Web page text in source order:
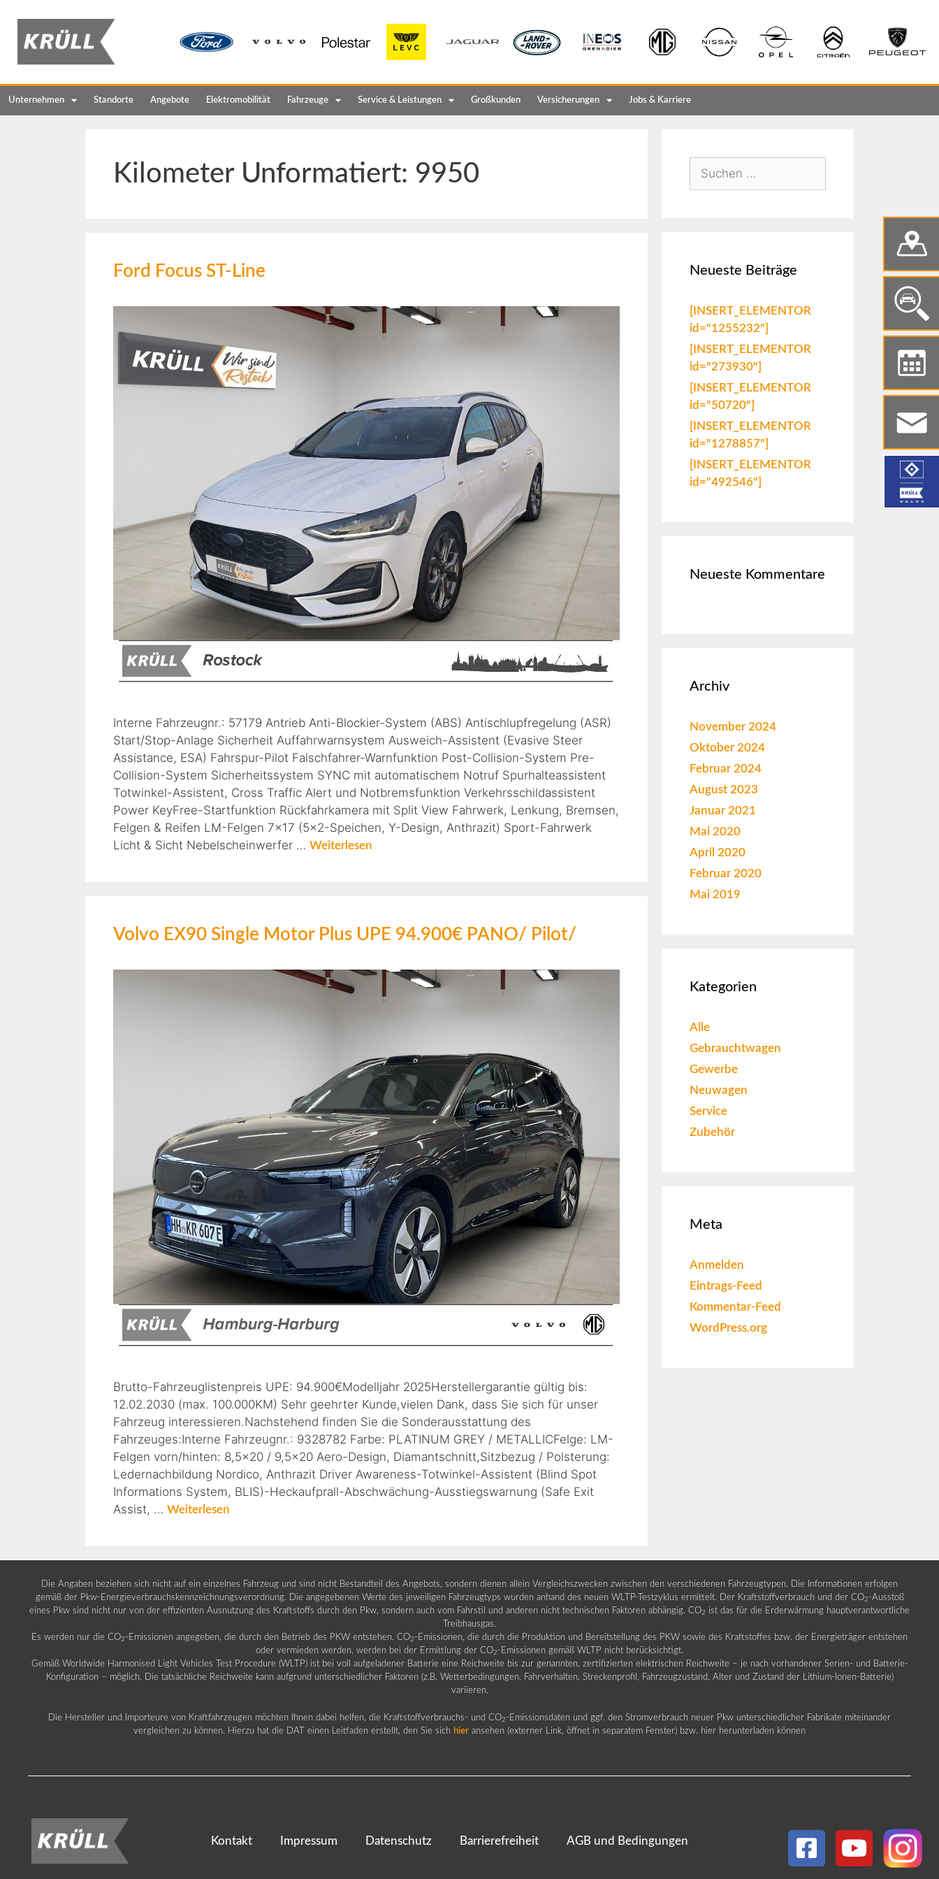
Unternehmen Standorte Angebote Elektromobilität Fahrzeuge Service & Leistungen Großkunden Versicherungen Jobs & Karriere
Kilometer Unformatiert: 9950
Ford Focus ST-Line
Interne Fahrzeugnr.: 57179 Antrieb Anti-Blockier-System (ABS) Antischlupfregelung (ASR)
Start/Stop-Anlage Sicherheit Auffahrwarnsystem Ausweich-Assistent (Evasive Steer
Assistance, ESA) Fahrspur-Pilot Falschfahrer-Warnfunktion Post-Collision-System Pre-
Collision-System Sicherheitssystem SYNC mit automatischem Notruf Spurhalteassistent
Totwinkel-Assistent, Cross Traffic Alert und Notbremsfunktion Verkehrsschildassistent
Power KeyFree-Startfunktion Rückfahrkamera mit Split View Fahrwerk, Lenkung, Bremsen,
Felgen & Reifen LM-Felgen 7×17 (5×2-Speichen, Y-Design, Anthrazit) Sport-Fahrwerk
Licht & Sicht Nebelscheinwerfer … Weiterlesen
Volvo EX90 Single Motor Plus UPE 94.900€ PANO/ Pilot/
Brutto-Fahrzeuglistenpreis UPE: 94.900€Modelljahr 2025Herstellergarantie gültig bis:
12.02.2030 (max. 100.000KM) Sehr geehrter Kunde,vielen Dank, dass Sie sich für unser
Fahrzeug interessieren.Nachstehend finden Sie die Sonderausstattung des
Fahrzeuges:Interne Fahrzeugnr.: 9328782 Farbe: PLATINUM GREY / METALLICFelge: LM-
Felgen vorn/hinten: 8,5×20 / 9,5×20 Aero-Design, Diamantschnitt,Sitzbezug / Polsterung:
Ledernachbildung Nordico, Anthrazit Driver Awareness-Totwinkel-Assistent (Blind Spot
Informations System, BLIS)-Heckaufprall-Abschwächung-Ausstiegswarnung (Safe Exit
Assist, … Weiterlesen
Neueste Beiträge
[INSERT_ELEMENTOR
id="1255232"]
[INSERT_ELEMENTOR
id="273930"]
[INSERT_ELEMENTOR
id="50720"]
[INSERT_ELEMENTOR
id="1278857"]
[INSERT_ELEMENTOR
id="492546"]
Neueste Kommentare
Archiv
November 2024
Oktober 2024
Februar 2024
August 2023
Januar 2021
Mai 2020
April 2020
Februar 2020
Mai 2019
Kategorien
Alle
Gebrauchtwagen
Gewerbe
Neuwagen
Service
Zubehör
Meta
Anmelden
Eintrags-Feed
Kommentar-Feed
WordPress.org
Die Angaben beziehen sich nicht auf ein einzelnes Fahrzeug und sind nicht Bestandteil des Angebots, sondern dienen allein Vergleichszwecken zwischen den verschiedenen Fahrzeugtypen. Die Informationen erfolgen
gemäß der Pkw-Energieverbrauchskennzeichnungsverordnung. Die angegebenen Werte des jeweiligen Fahrzeugtyps wurden anhand des neuen WLTP-Testzyklus ermittelt. Der Kraftstoffverbrauch und der CO2 -Ausstoß
eines Pkw sind nicht nur von der effizienten Ausnutzung des Kraftstoffs durch den Pkw, sondern auch vom Fahrstil und anderen nicht technischen Faktoren abhängig. CO2 ist das für die Erderwärmung hauptverantwortliche
Treibhausgas.
Es werden nur die CO2 -Emissionen angegeben, die durch den Betrieb des PKW entstehen. CO2 -Emissionen, die durch die Produktion und Bereitstellung des PKW sowie des Kraftstoffes bzw. der Energieträger entstehen
oder vermieden werden, werden bei der Ermittlung der CO2 -Emissionen gemäß WLTP nicht berücksichtigt.
Gemäß Worldwide Harmonised Light Vehicles Test Procedure (WLTP) ist bei voll aufgeladener Batterie eine Reichweite bis zur genannten, zertifizierten elektrischen Reichweite – je nach vorhandener Serien- und Batterie-
Konfiguration – möglich. Die tatsächliche Reichweite kann aufgrund unterschiedlicher Faktoren (z.B. Wetterbedingungen, Fahrverhalten, Streckenprofil, Fahrzeugzustand, Alter und Zustand der Lithium-Ionen-Batterie)
variieren.
Die Hersteller und Importeure von Kraftfahrzeugen möchten Ihnen dabei helfen, die Kraftstoffverbrauchs- und CO2 -Emissionsdaten und ggf. den Stromverbrauch neuer Pkw unterschiedlicher Fabrikate miteinander
vergleichen zu können. Hierzu hat die DAT einen Leitfaden erstellt, den Sie sich hier ansehen (externer Link, öffnet in separatem Fenster) bzw. hier herunterladen können
Kontakt Impressum Datenschutz Barrierefreiheit AGB und Bedingungen